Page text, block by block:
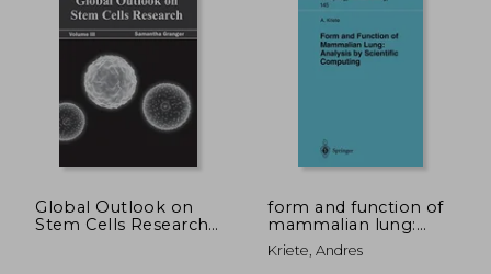
Global Outlook on
Stem Cells Research:
form and function of
mammalian lung:
analysis by scientific
computing (en
Kriete, Andres